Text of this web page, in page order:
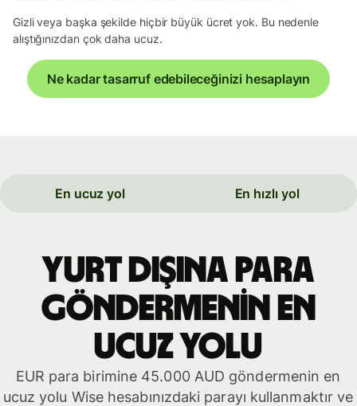
Gizli veya başka şekilde hiçbir büyük ücret yok. Bu nedenle
alıştığınızdan çok daha ucuz.
Ne kadar tasarruf edebileceğinizi hesaplayın
En ucuz yol En hızlı yol
yurt dışına para
göndermenin en
ucuz yolu
EUR para birimine 45.000 AUD göndermenin en
ucuz yolu Wise hesabınızdaki parayı kullanmaktır ve